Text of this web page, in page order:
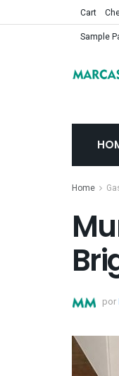
Cart
Sample
Home
por